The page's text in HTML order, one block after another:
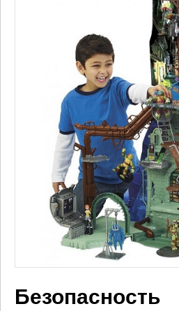
Безопасность